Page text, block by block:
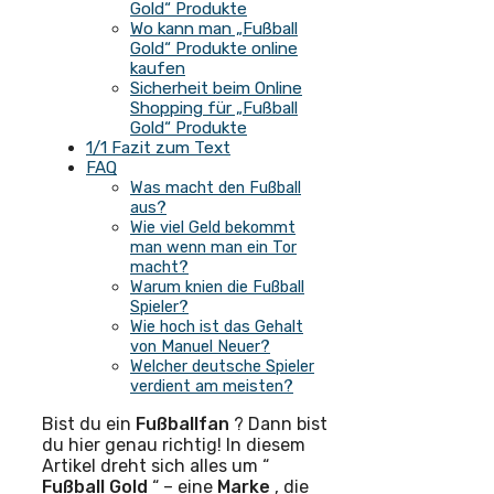
Gold“ Produkte
Wo kann man „Fußball
Gold“ Produkte online
kaufen
Sicherheit beim Online
Shopping für „Fußball
Gold“ Produkte
1/1 Fazit zum Text
FAQ
Was macht den Fußball
aus?
Wie viel Geld bekommt
man wenn man ein Tor
macht?
Warum knien die Fußball
Spieler?
Wie hoch ist das Gehalt
von Manuel Neuer?
Welcher deutsche Spieler
verdient am meisten?
Bist du ein Fußballfan ? Dann bist
du hier genau richtig! In diesem
Artikel dreht sich alles um “
Fußball Gold “ – eine Marke , die